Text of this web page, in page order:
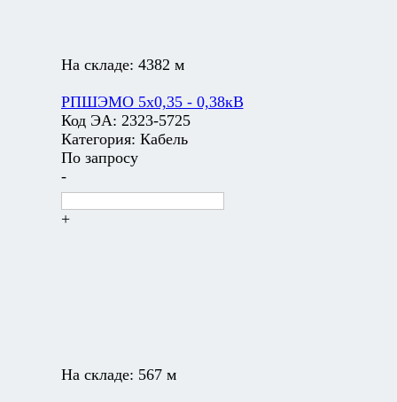
На складе: 4382 м
РПШЭМО 5х0,35 - 0,38кВ
Код ЭА: 2323-5725
Категория: Кабель
По запросу
-
+
На складе: 567 м